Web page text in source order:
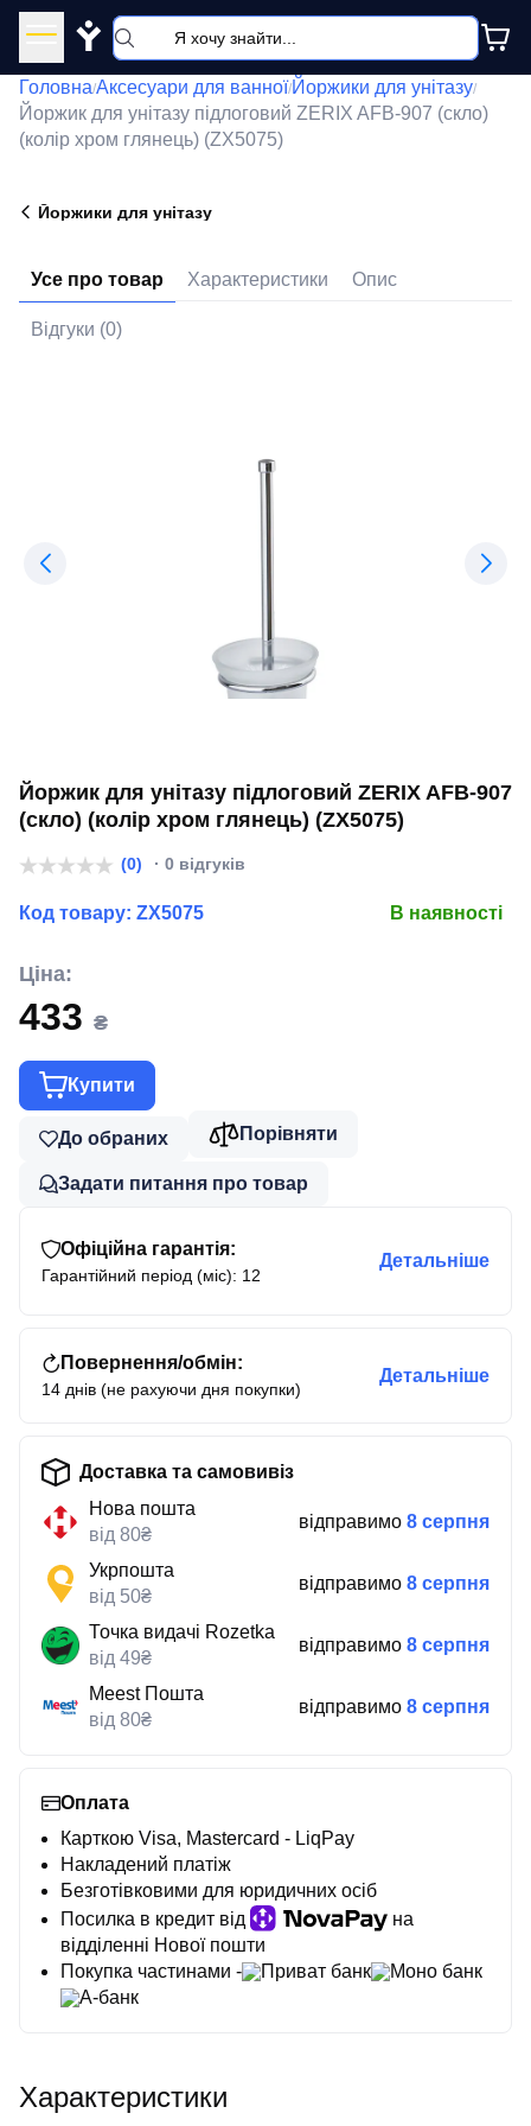
Y
Головна/Аксесуари для ванної/Йоржики для унітазу/
Йоржик для унітазу підлоговий ZERIX AFB-907 (скло)
(колір хром глянець) (ZX5075)
Йоржики для унітазу
Усе про товар Характеристики Опис
Відгуки (0)
Йоржик для унітазу підлоговий ZERIX AFB-907
(скло) (колір хром глянець) (ZX5075)
(0) · 0 відгуків
Код товару: ZX5075 В наявності
Ціна:
433 ₴
Купити
До обраних Порівняти
Задати питання про товар
Офіційна гарантія:
Гарантійний період (міс): 12
Детальніше
Повернення/обмін:
14 днів (не рахуючи дня покупки)
Детальніше
Доставка та самовивіз
Нова пошта
від 80₴
відправимо 8 серпня
Укрпошта
від 50₴
відправимо 8 серпня
Точка видачі Rozetka
від 49₴
відправимо 8 серпня
Meest Пошта
від 80₴
відправимо 8 серпня
Оплата
Карткою Visa, Mastercard - LiqPay
Накладений платіж
Безготівковими для юридичних осіб
Посилка в кредит від
на
відділенні Нової пошти
Покупка частинами -
Приват банк
Моно банк
А-банк
Характеристики